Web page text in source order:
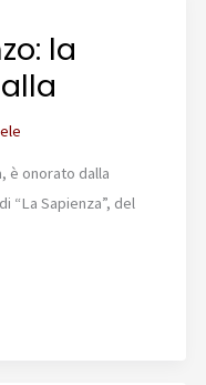
la
è onorato dalla
“La Sapienza”, del